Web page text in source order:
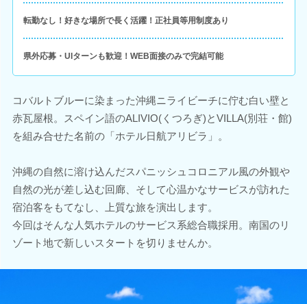
転勤なし！好きな場所で長く活躍！正社員等用制度あり
県外応募・UIターンも歓迎！WEB面接のみで完結可能
コバルトブルーに染まった沖縄ニライビーチに佇む白い壁と
赤瓦屋根。スペイン語のALIVIO(くつろぎ)とVILLA(別荘・館)
を組み合せた名前の「ホテル日航アリビラ」。
沖縄の自然に溶け込んだスパニッシュコロニアル風の外観や
自然の光が差し込む回廊、そして心温かなサービスが訪れた
宿泊客をもてなし、上質な旅を演出します。
今回はそんな人気ホテルのサービス系総合職採用。南国のリ
ゾート地で新しいスタートを切りませんか。